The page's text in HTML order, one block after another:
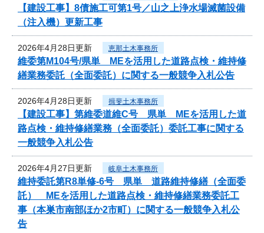
【建設工事】8債施工可第1号／山之上浄水場滅菌設備
（注入機）更新工事
2026年4月28日更新 恵那土木事務所
維委第M104号/県単 MEを活用した道路点検・維持修
繕業務委託（全面委託）に関する一般競争入札公告
2026年4月28日更新 揖斐土木事務所
【建設工事】第維委道維C号 県単 MEを活用した道
路点検・維持修繕業務（全面委託）委託工事に関する
一般競争入札公告
2026年4月27日更新 岐阜土木事務所
維持委託第R8単修-6号 県単 道路維持修繕（全面委
託） MEを活用した道路点検・維持修繕業務委託工
事（本巣市南部ほか2市町）に関する一般競争入札公
告